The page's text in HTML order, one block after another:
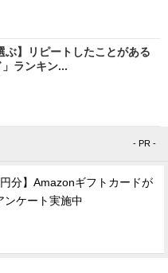
ぶ】リピートしたことがある
」ランキン...
- PR -
円分】Amazonギフトカードが
ンケート実施中